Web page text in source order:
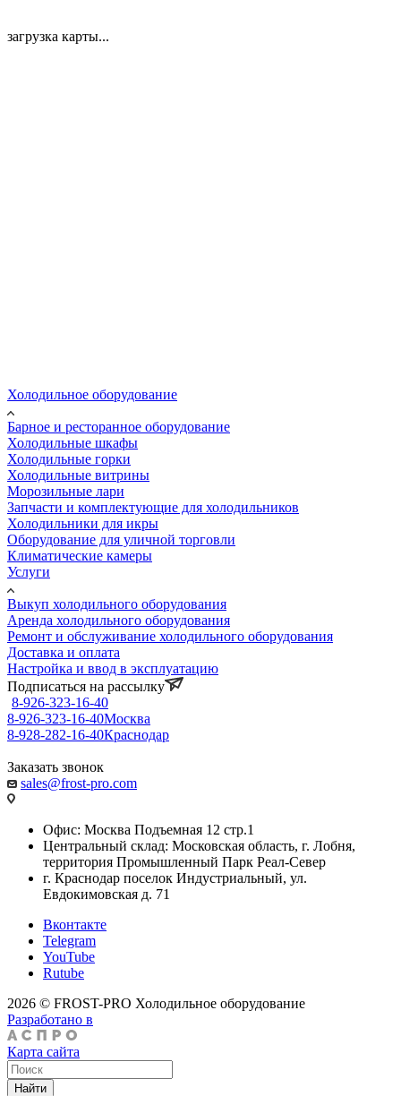
загрузка карты...
Холодильное оборудование
Барное и ресторанное оборудование
Холодильные шкафы
Холодильные горки
Холодильные витрины
Морозильные лари
Запчасти и комплектующие для холодильников
Холодильники для икры
Оборудование для уличной торговли
Климатические камеры
Услуги
Выкуп холодильного оборудования
Аренда холодильного оборудования
Ремонт и обслуживание холодильного оборудования
Доставка и оплата
Настройка и ввод в эксплуатацию
Подписаться на рассылку
8-926-323-16-40
8-926-323-16-40Москва
8-928-282-16-40Краснодар
Заказать звонок
sales@frost-pro.com
Офис: Москва Подъемная 12 стр.1
Центральный склад: Московская область, г. Лобня,
территория Промышленный Парк Реал-Север
г. Краснодар поселок Индустриальный, ул.
Евдокимовская д. 71
Вконтакте
Telegram
YouTube
Rutube
2026 © FROST-PRO Холодильное оборудование
Разработано в
Карта сайта
Найти